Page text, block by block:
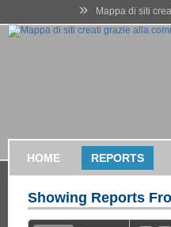
» Mappa di siti
HOME REPORTS
Showing Reports